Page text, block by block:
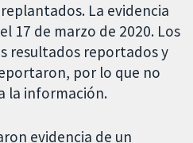
La evidencia
17 de marzo de 2020. Los
resultados reportados y
por lo que no
la información.
evidencia de un